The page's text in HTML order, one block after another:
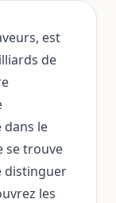
est
de
le
se trouve
distinguer
les